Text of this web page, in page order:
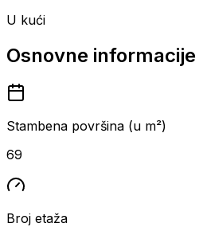
U kući
Osnovne informacije
Stambena površina (u m²)
69
Broj etaža